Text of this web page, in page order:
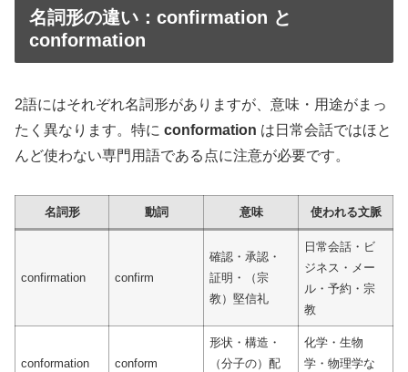
名詞形の違い：confirmation と
conformation
2語にはそれぞれ名詞形がありますが、意味・用途がまっ
たく異なります。特に conformation は日常会話ではほと
んど使わない専門用語である点に注意が必要です。
名詞形 動詞 意味 使われる文脈
confirmation confirm
確認・承認・
証明・（宗
教）堅信礼
日常会話・ビ
ジネス・メー
ル・予約・宗
教
conformation conform
形状・構造・
（分子の）配
化学・生物
学・物理学な